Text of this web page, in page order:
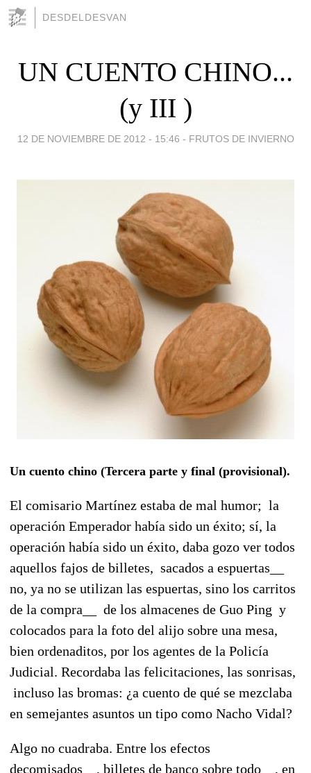
DESDELDESVAN
UN CUENTO CHINO...
(y III )
12 DE NOVIEMBRE DE 2012 - 15:46 - FRUTOS DE INVIERNO
Un cuento chino (Tercera parte y final (provisional).
El comisario Martínez estaba de mal humor; la
operación Emperador había sido un éxito; sí, la
operación había sido un éxito, daba gozo ver todos
aquellos fajos de billetes, sacados a espuertas__
no, ya no se utilizan las espuertas, sino los carritos
de la compra__ de los almacenes de Guo Ping y
colocados para la foto del alijo sobre una mesa,
bien ordenaditos, por los agentes de la Policía
Judicial. Recordaba las felicitaciones, las sonrisas,
incluso las bromas: ¿a cuento de qué se mezclaba
en semejantes asuntos un tipo como Nacho Vidal?
Algo no cuadraba. Entre los efectos
decomisados__, billetes de banco sobre todo__, en